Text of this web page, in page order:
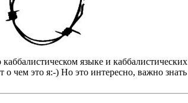
языке и
чем это я:-) Но это интересно, важно